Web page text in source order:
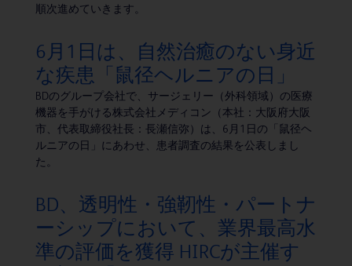
順次進めていきます。
6月1日は、自然治癒のない身近
な疾患「鼠径ヘルニアの日」
BDのグループ会社で、サージェリー（外科領域）の医療
機器を手がける株式会社メディコン（本社：大阪府大阪
市、代表取締役社長：長瀬信弥）は、6月1日の「鼠径ヘ
ルニアの日」にあわせ、患者調査の結果を公表しまし
た。
BD、透明性・強靭性・パートナ
ーシップにおいて、業界最高水
準の評価を獲得 HIRCが主催す